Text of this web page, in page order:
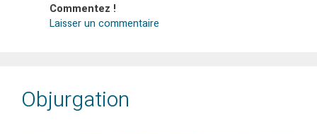
Commentez !
Laisser un commentaire
Objurgation